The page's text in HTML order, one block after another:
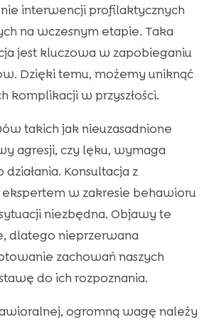
interwencji profilaktycznych
na wczesnym etapie. Taka
jest kluczowa w zapobieganiu
Dzięki temu, możemy uniknąć
komplikacji w przyszłości.
takich jak nieuzasadnione
agresji, czy lęku, wymaga
Konsultacja z
w zakresie behawioru
niezbędna. Objawy te
dlatego nieprzerwana
zachowań naszych
do ich rozpoznania.
ogromną wagę należy